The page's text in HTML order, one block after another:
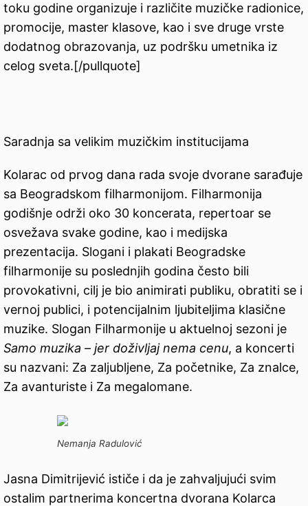
toku godine organizuje i različite muzičke radionice,
promocije, master klasove, kao i sve druge vrste
dodatnog obrazovanja, uz podršku umetnika iz
celog sveta.[/pullquote]
Saradnja sa velikim muzičkim institucijama
Kolarac od prvog dana rada svoje dvorane sarađuje
sa Beogradskom filharmonijom. Filharmonija
godišnje održi oko 30 koncerata, repertoar se
osvežava svake godine, kao i medijska
prezentacija. Slogani i plakati Beogradske
filharmonije su poslednjih godina često bili
provokativni, cilj je bio animirati publiku, obratiti se i
vernoj publici, i potencijalnim ljubiteljima klasične
muzike. Slogan Filharmonije u aktuelnoj sezoni je
Samo muzika – jer doživljaj nema cenu, a koncerti
su nazvani: Za zalјublјene, Za početnike, Za znalce,
Za avanturiste i Za megalomane.
Nemanja Radulović
Jasna Dimitrijević ističe i da je zahvaljujući svim
ostalim partnerima koncertna dvorana Kolarca